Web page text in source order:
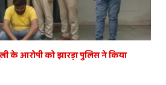
के आरोपी को झारड़ा पुलिस ने किया